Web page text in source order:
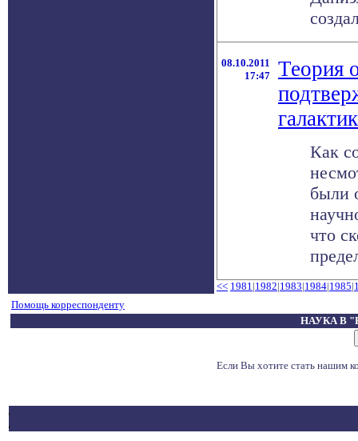
08.10.2011
17:47
Теория
галактик
Как
были
что
<< 1981|1982|1983|1984|1985|
Помощь корреспонденту
НАУКА В
Если Вы хотите стать нашим